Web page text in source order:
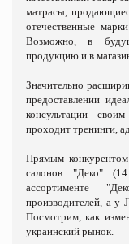
матрасы,
отечественные
Возможно, в
продукцию и в
Значительно
предоставлении
консультации
проходит тренинги,
Прямым
салонов "Деко"
ассортименте
производителей, а у
Посмотрим, как
украинский рынок.